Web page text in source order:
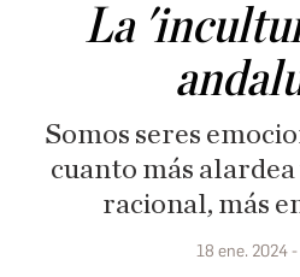
La
Somos seres
cuanto más
racional, más
18 ene. 2024